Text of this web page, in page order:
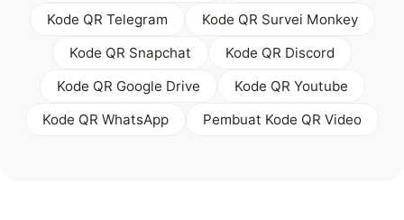
Kode QR Telegram
Kode QR Survei Monkey
Kode QR Snapchat
Kode QR Discord
Kode QR Google Drive
Kode QR Youtube
Kode QR WhatsApp
Pembuat Kode QR Video